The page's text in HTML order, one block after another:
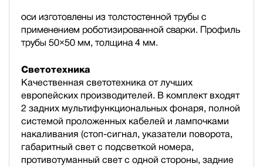
оси изготовлены из толстостенной трубы с
применением роботизированной сварки. Профиль
трубы 50×50 мм, толщина 4 мм.
Светотехника
Качественная светотехника от лучших
европейских производителей. В комплект входят
2 задних мультифункциональных фонаря, полной
системой проложенных кабелей и лампочками
накаливания (стоп-сигнал, указатели поворота,
габаритный свет с подсветкой номера,
противотуманный свет с одной стороны, задние